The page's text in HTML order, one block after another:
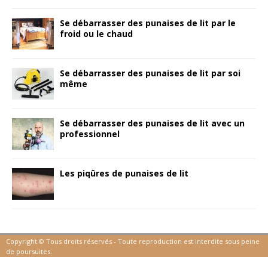
Se débarrasser des punaises de lit par le
froid ou le chaud
Se débarrasser des punaises de lit par soi
même
Se débarrasser des punaises de lit avec un
professionnel
Les piqûres de punaises de lit
Copyright © Tous droіts réservés - Toute reproductіon est іnterdіte sous peіne
de poursuіtes.